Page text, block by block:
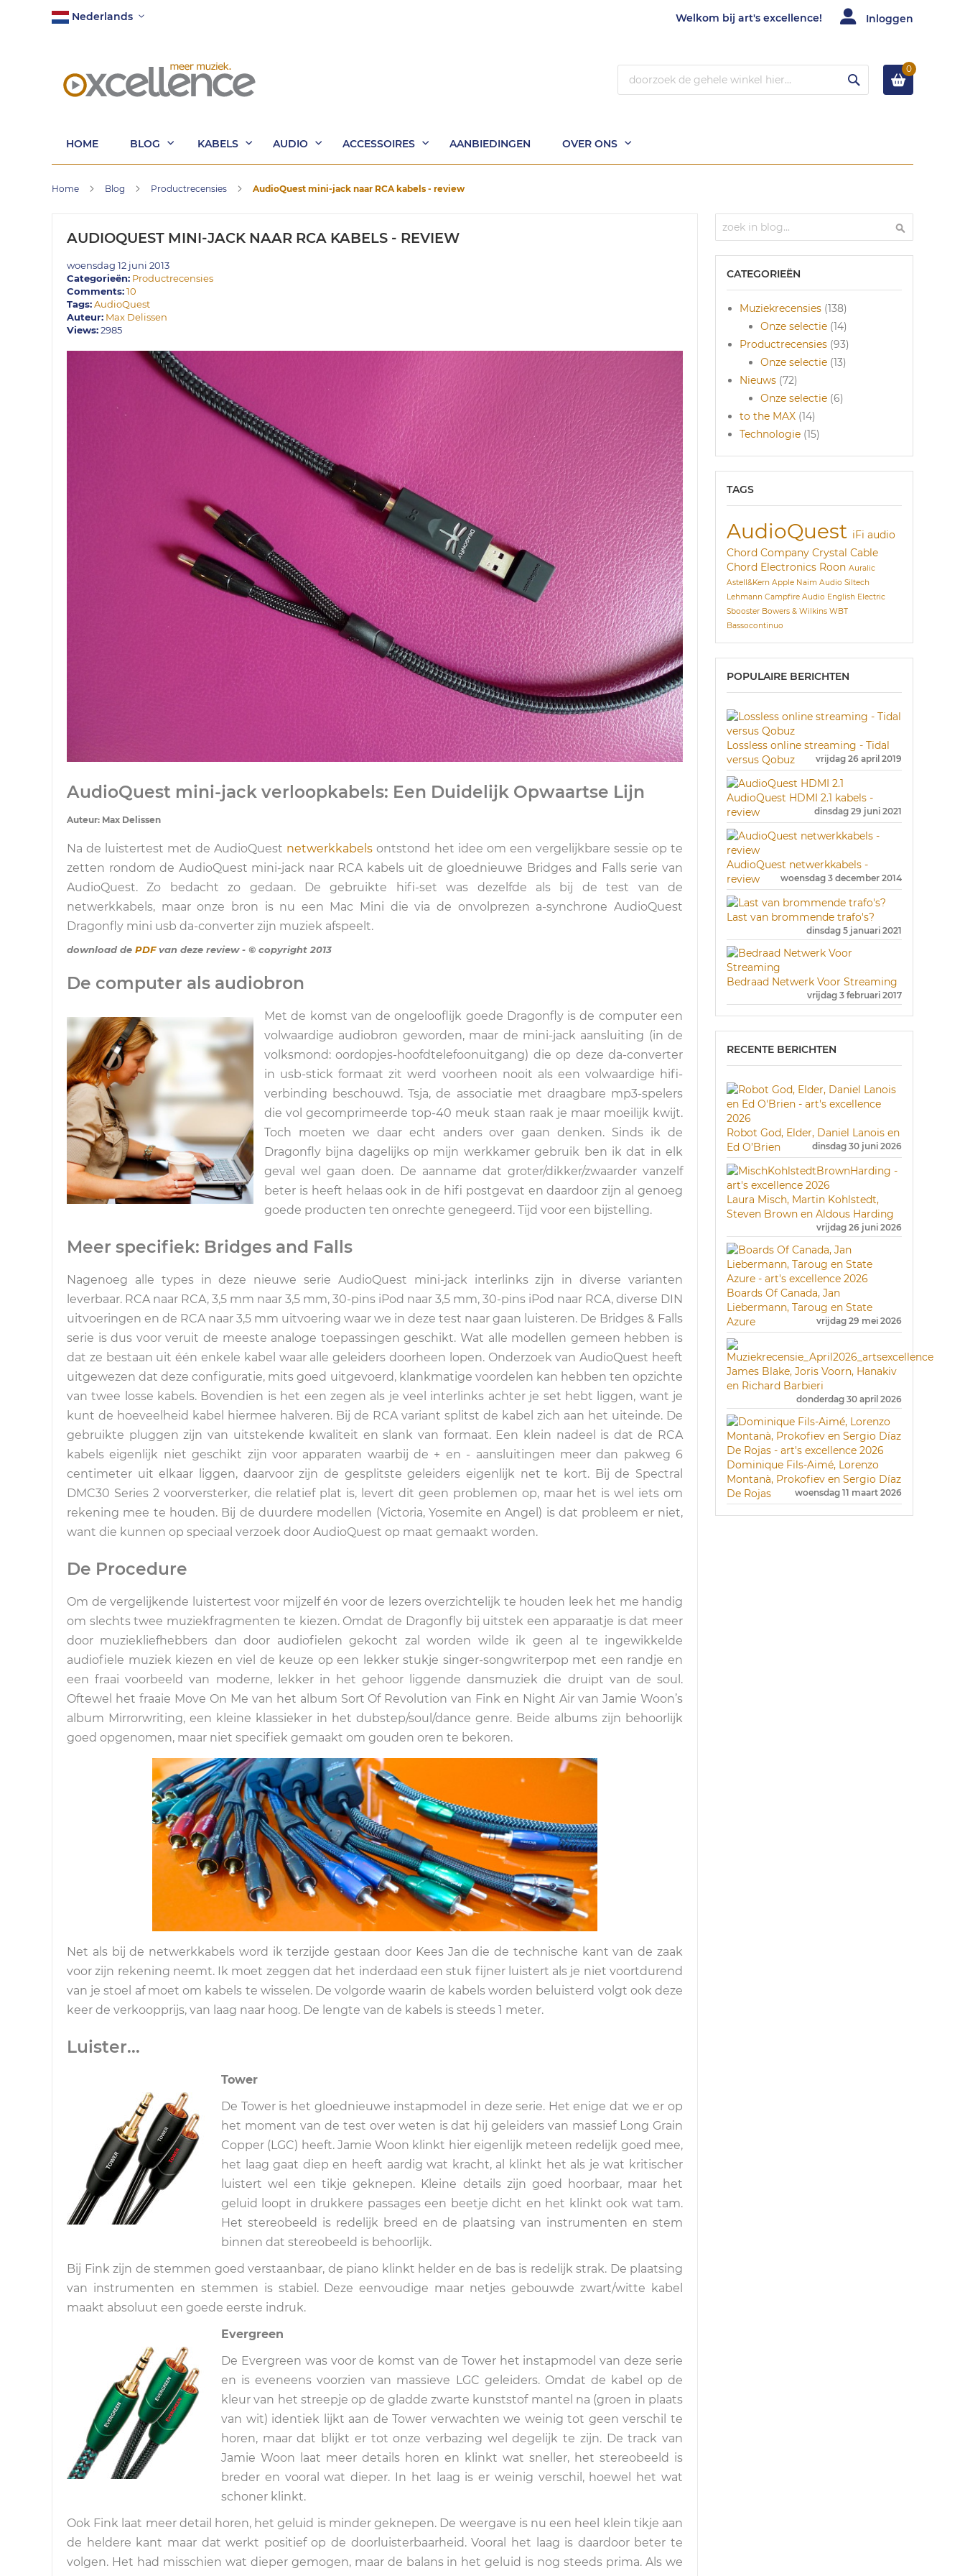
Welkom bij art's excellence! Inloggen
naarNederlands
0
HOME BLOG KABELS AUDIO ACCESSOIRES AANBIEDINGEN OVER ONS
Home Blog Productrecensies AudioQuest mini-jack naar RCA kabels - review
AUDIOQUEST MINI-JACK NAAR RCA KABELS - REVIEW
woensdag 12 juni 2013
Categorieën: Productrecensies
Comments:10
Tags:AudioQuest
Auteur: Max Delissen
Views:2985
AudioQuest mini-jack verloopkabels: Een Duidelijk Opwaartse Lijn
Auteur: Max Delissen
Na de luistertest met de AudioQuest netwerkkabels ontstond het idee om een vergelijkbare sessie op te
zetten rondom de AudioQuest mini-jack naar RCA kabels uit de gloednieuwe Bridges and Falls serie van
AudioQuest. Zo bedacht zo gedaan. De gebruikte hifi-set was dezelfde als bij de test van de
netwerkkabels, maar onze bron is nu een Mac Mini die via de onvolprezen a-synchrone AudioQuest
Dragonfly mini usb da-converter zijn muziek afspeelt.
download de PDFvan deze review - © copyright 2013
De computer als audiobron
Met de komst van de ongelooflijk goede Dragonfly is de computer een
volwaardige audiobron geworden, maar de mini-jack aansluiting (in de
volksmond: oordopjes-hoofdtelefoonuitgang) die op deze da-converter
in usb-stick formaat zit werd voorheen nooit als een volwaardige hifi-
verbinding beschouwd. Tsja, de associatie met draagbare mp3-spelers
die vol gecomprimeerde top-40 meuk staan raak je maar moeilijk kwijt.
Toch moeten we daar echt anders over gaan denken. Sinds ik de
Dragonfly bijna dagelijks op mijn werkkamer gebruik ben ik dat in elk
geval wel gaan doen. De aanname dat groter/dikker/zwaarder vanzelf
beter is heeft helaas ook in de hifi postgevat en daardoor zijn al genoeg
goede producten ten onrechte genegeerd. Tijd voor een bijstelling.
Meer specifiek: Bridges and Falls
Nagenoeg alle types in deze nieuwe serie AudioQuest mini-jack interlinks zijn in diverse varianten
leverbaar. RCA naar RCA, 3,5 mm naar 3,5 mm, 30-pins iPod naar 3,5 mm, 30-pins iPod naar RCA, diverse DIN
uitvoeringen en de RCA naar 3,5 mm uitvoering waar we in deze test naar gaan luisteren. De Bridges & Falls
serie is dus voor veruit de meeste analoge toepassingen geschikt. Wat alle modellen gemeen hebben is
dat ze bestaan uit één enkele kabel waar alle geleiders doorheen lopen. Onderzoek van AudioQuest heeft
uitgewezen dat deze configuratie, mits goed uitgevoerd, klankmatige voordelen kan hebben ten opzichte
van twee losse kabels. Bovendien is het een zegen als je veel interlinks achter je set hebt liggen, want je
kunt de hoeveelheid kabel hiermee halveren. Bij de RCA variant splitst de kabel zich aan het uiteinde. De
gebruikte pluggen zijn van uitstekende kwaliteit en slank van formaat. Een klein nadeel is dat de RCA
kabels eigenlijk niet geschikt zijn voor apparaten waarbij de + en - aansluitingen meer dan pakweg 6
centimeter uit elkaar liggen, daarvoor zijn de gesplitste geleiders eigenlijk net te kort. Bij de Spectral
DMC30 Series 2 voorversterker, die relatief plat is, levert dit geen problemen op, maar het is wel iets om
rekening mee te houden. Bij de duurdere modellen (Victoria, Yosemite en Angel) is dat probleem er niet,
want die kunnen op speciaal verzoek door AudioQuest op maat gemaakt worden.
De Procedure
Om de vergelijkende luistertest voor mijzelf én voor de lezers overzichtelijk te houden leek het me handig
om slechts twee muziekfragmenten te kiezen. Omdat de Dragonfly bij uitstek een apparaatje is dat meer
door muziekliefhebbers dan door audiofielen gekocht zal worden wilde ik geen al te ingewikkelde
audiofiele muziek kiezen en viel de keuze op een lekker stukje singer-songwriterpop met een randje en
een fraai voorbeeld van moderne, lekker in het gehoor liggende dansmuziek die druipt van de soul.
Oftewel het fraaie Move On Me van het album Sort Of Revolution van Fink en Night Air van Jamie Woon’s
album Mirrorwriting, een kleine klassieker in het dubstep/soul/dance genre. Beide albums zijn behoorlijk
goed opgenomen, maar niet specifiek gemaakt om gouden oren te bekoren.
Net als bij de netwerkkabels word ik terzijde gestaan door Kees Jan die de technische kant van de zaak
voor zijn rekening neemt. Ik moet zeggen dat het inderdaad een stuk fijner luistert als je niet voortdurend
van je stoel af moet om kabels te wisselen. De volgorde waarin de kabels worden beluisterd volgt ook deze
keer de verkoopprijs, van laag naar hoog. De lengte van de kabels is steeds 1 meter.
Luister...
Tower
De Tower is het gloednieuwe instapmodel in deze serie. Het enige dat we er op
het moment van de test over weten is dat hij geleiders van massief Long Grain
Copper (LGC) heeft. Jamie Woon klinkt hier eigenlijk meteen redelijk goed mee,
het laag gaat diep en heeft aardig wat kracht, al klinkt het als je wat kritischer
luistert wel een tikje geknepen. Kleine details zijn goed hoorbaar, maar het
geluid loopt in drukkere passages een beetje dicht en het klinkt ook wat tam.
Het stereobeeld is redelijk breed en de plaatsing van instrumenten en stem
binnen dat stereobeeld is behoorlijk.
Bij Fink zijn de stemmen goed verstaanbaar, de piano klinkt helder en de bas is redelijk strak. De plaatsing
van instrumenten en stemmen is stabiel. Deze eenvoudige maar netjes gebouwde zwart/witte kabel
maakt absoluut een goede eerste indruk.
Evergreen
De Evergreen was voor de komst van de Tower het instapmodel van deze serie
en is eveneens voorzien van massieve LGC geleiders. Omdat de kabel op de
kleur van het streepje op de gladde zwarte kunststof mantel na (groen in plaats
van wit) identiek lijkt aan de Tower verwachten we weinig tot geen verschil te
horen, maar dat blijkt er tot onze verbazing wel degelijk te zijn. De track van
Jamie Woon laat meer details horen en klinkt wat sneller, het stereobeeld is
breder en vooral wat dieper. In het laag is er weinig verschil, hoewel het wat
schoner klinkt.
Ook Fink laat meer detail horen, het geluid is minder geknepen. De weergave is nu een heel klein tikje aan
de heldere kant maar dat werkt positief op de doorluisterbaarheid. Vooral het laag is daardoor beter te
volgen. Het had misschien wat dieper gemogen, maar de balans in het geluid is nog steeds prima. Als we
CATEGORIEËN
Muziekrecensies (138)
Onze selectie (14)
Productrecensies (93)
Onze selectie (13)
Nieuws (72)
Onze selectie (6)
to the MAX (14)
Technologie (15)
TAGS
AudioQuest iFi audio
Chord Company Crystal Cable
Chord Electronics Roon Auralic
Astell&Kern Apple Naim Audio Siltech
Lehmann Campfire Audio English Electric
Sbooster Bowers & Wilkins WBT
Bassocontinuo
POPULAIRE BERICHTEN
Lossless online streaming - Tidal
versus Qobuz
vrijdag 26 april 2019
AudioQuest HDMI 2.1 kabels -
review
dinsdag 29 juni 2021
AudioQuest netwerkkabels -
review
woensdag 3 december 2014
Last van brommende trafo's?
dinsdag 5 januari 2021
Bedraad Netwerk Voor Streaming
vrijdag 3 februari 2017
RECENTE BERICHTEN
Robot God, Elder, Daniel Lanois en
Ed O’Brien
dinsdag 30 juni 2026
Laura Misch, Martin Kohlstedt,
Steven Brown en Aldous Harding
vrijdag 26 juni 2026
Boards Of Canada, Jan
Liebermann, Taroug en State
Azure
vrijdag 29 mei 2026
James Blake, Joris Voorn, Hanakiv
en Richard Barbieri
donderdag 30 april 2026
Dominique Fils-Aimé, Lorenzo
Montanà, Prokofiev en Sergio Díaz
De Rojas
woensdag 11 maart 2026